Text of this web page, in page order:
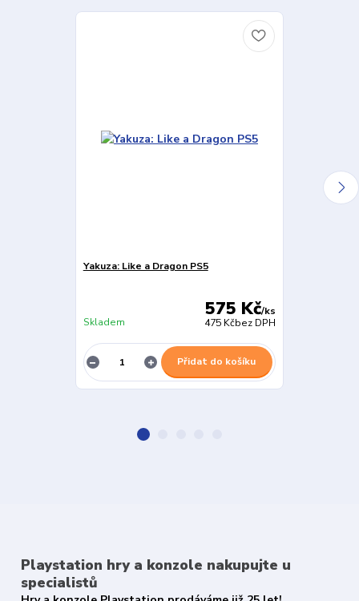
Yakuza: Like a Dragon PS5
575 Kč/ks
475 Kčbez DPH
Skladem
Přidat do košíku
Playstation hry a konzole nakupujte u
specialistů